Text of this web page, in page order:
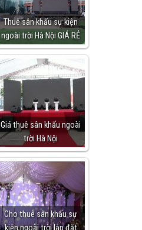
Thuê sân khấu sự kiện
ngoài trời Hà Nội GIÁ RẺ
Giá thuê sân khấu ngoài
trời Hà Nội
Cho thuê sân khấu sự
kiện ngoài trời lắp đặt